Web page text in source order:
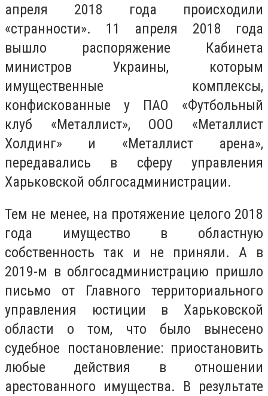
апреля 2018 года происходили
«странности». 11 апреля 2018 года
вышло распоряжение Кабинета
министров Украины, которым
имущественные комплексы,
конфискованные у ПАО «Футбольный
клуб «Металлист», ООО «Металлист
Холдинг» и «Металлист арена»,
передавались в сферу управления
Харьковской облгосадминистрации.
Тем не менее, на протяжение целого 2018
года имущество в областную
собственность так и не приняли. А в
2019-м в облгосадминистрацию пришло
письмо от Главного территориального
управления юстиции в Харьковской
области о том, что было вынесено
судебное постановление: приостановить
любые действия в отношении
арестованного имущества. В результате